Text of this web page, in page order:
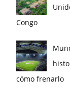
Congo
cómo frenarlo